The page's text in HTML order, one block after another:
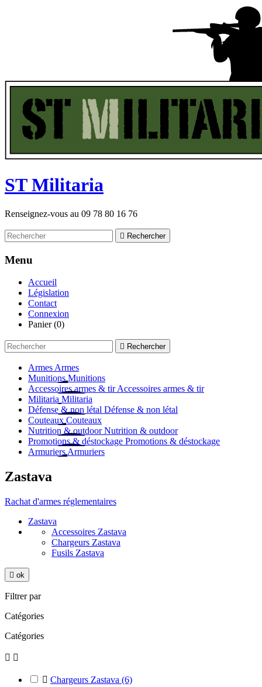
STMilitaria
Renseignez-vous au 09 78 80 16 76
 Rechercher
Menu
Accueil
Législation
Contact
Connexion
Panier (0)
 Rechercher
Armes Armes
Munitions Munitions
Accessoires armes & tir Accessoires armes & tir
Militaria Militaria
Défense & non létal Défense & non létal
Couteaux Couteaux
Nutrition & outdoor Nutrition & outdoor
Promotions & déstockage Promotions & déstockage
Armuriers Armuriers
Zastava
Rachat d'armes réglementaires
Zastava
Accessoires Zastava
Chargeurs Zastava
Fusils Zastava
 ok
Filtrer par
Catégories
Catégories
 
 Chargeurs Zastava (6)